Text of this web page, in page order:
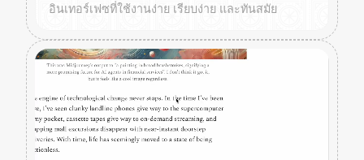
อินเทอร์เฟซที่ใช้งานง่าย เรียบง่าย และทันสมัย